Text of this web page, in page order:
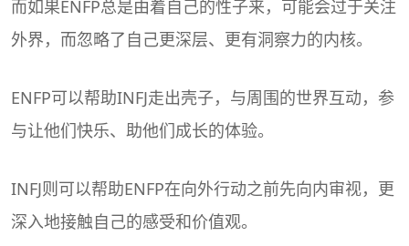
而如果ENFP总是由着自己的性子来，可能会过于关注
外界，而忽略了自己更深层、更有洞察力的内核。
ENFP可以帮助INFJ走出壳子，与周围的世界互动，参
与让他们快乐、助他们成长的体验。
INFJ则可以帮助ENFP在向外行动之前先向内审视，更
深入地接触自己的感受和价值观。